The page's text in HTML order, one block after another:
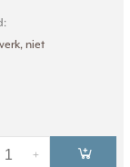
niet
+